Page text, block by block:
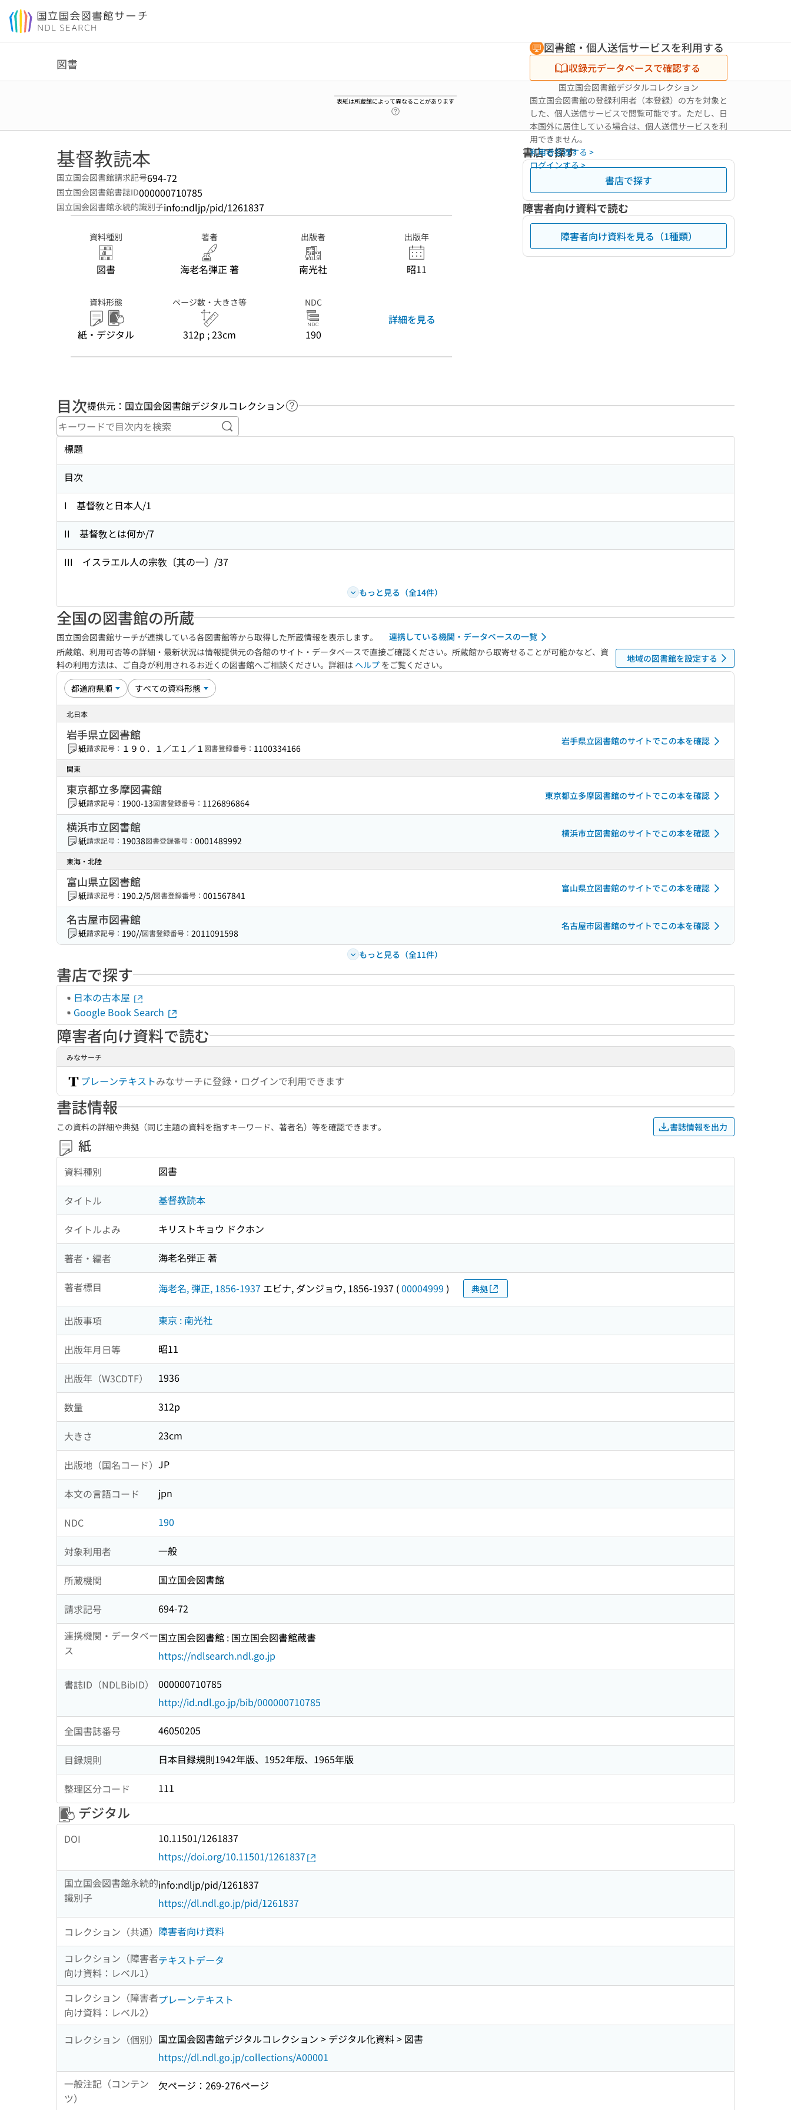
本文へ移動
図書
表紙は所蔵館によって異なることがあります
図書館・個人送信サービスを利用する
収録元データベースで確認する
国立国会図書館デジタルコレクション
国立国会図書館の登録利用者（本登録）の方を対象と
した、個人送信サービスで閲覧可能です。ただし、日
本国外に居住している場合は、個人送信サービスを利
用できません。
利用者登録する >
ログインする >
基督教読本
国立国会図書館請求記号694-72
国立国会図書館書誌ID000000710785
国立国会図書館永続的識別子info:ndljp/pid/1261837
資料種別
図書
著者
海老名弾正 著
出版者
南光社
出版年
昭11
資料形態
紙・デジタル
ページ数・大きさ等
312p ; 23cm
NDC
190
詳細を見る
書店で探す
書店で探す
障害者向け資料で読む
障害者向け資料を見る（1種類）
目次提供元：国立国会図書館デジタルコレクション ヘルプページへのリンク
キーワードで目次内を検索
標題
目次
I 基督敎と日本人/1
II 基督敎とは何か/7
III イスラエル人の宗敎〔其の一〕/37
もっと見る（全14件）
全国の図書館の所蔵
国立国会図書館サーチが連携している各図書館等から取得した所蔵情報を表示します。
連携している機関・データベースの一覧
所蔵館、利用可否等の詳細・最新状況は情報提供元の各館のサイト・データベースで直接ご確認ください。所蔵館から取寄せることが可能かなど、資
料の利用方法は、ご自身が利用されるお近くの図書館へご相談ください。詳細は ヘルプ をご覧ください。
地域の図書館を設定する
北日本
岩手県立図書館
紙請求記号： １９０．１／エ１／１ 図書登録番号： 1100334166
岩手県立図書館のサイトでこの本を確認
関東
東京都立多摩図書館
紙請求記号： 1900-13図書登録番号： 1126896864
東京都立多摩図書館のサイトでこの本を確認
横浜市立図書館
紙請求記号： 19038図書登録番号： 0001489992
横浜市立図書館のサイトでこの本を確認
東海・北陸
富山県立図書館
紙請求記号： 190.2/5/図書登録番号： 001567841
富山県立図書館のサイトでこの本を確認
名古屋市図書館
紙請求記号： 190//図書登録番号： 2011091598
名古屋市図書館のサイトでこの本を確認
もっと見る（全11件）
書店で探す
日本の古本屋
Google Book Search
障害者向け資料で読む
みなサーチ
プレーンテキストみなサーチに登録・ログインで利用できます
書誌情報
この資料の詳細や典拠（同じ主題の資料を指すキーワード、著者名）等を確認できます。 書誌情報を出力
紙
資料種別 図書
タイトル 基督教読本
タイトルよみ キリストキョウ ドクホン
著者・編者 海老名弾正 著
著者標目 海老名, 弾正, 1856-1937 エビナ, ダンジョウ, 1856-1937 (00004999 ) 典拠
出版事項 東京 : 南光社
出版年月日等 昭11
出版年（W3CDTF） 1936
数量 312p
大きさ 23cm
出版地（国名コード） JP
本文の言語コード jpn
NDC 190
対象利用者 一般
所蔵機関 国立国会図書館
請求記号
694-72
連携機関・データベー
ス
国立国会図書館 : 国立国会図書館蔵書
https://ndlsearch.ndl.go.jp
書誌ID（NDLBibID）
000000710785
http://id.ndl.go.jp/bib/000000710785
全国書誌番号 46050205
目録規則 日本目録規則1942年版、1952年版、1965年版
整理区分コード 111
デジタル
DOI
10.11501/1261837
https://doi.org/10.11501/1261837
国立国会図書館永続的
識別子
info:ndljp/pid/1261837
https://dl.ndl.go.jp/pid/1261837
コレクション（共通） 障害者向け資料
コレクション（障害者
向け資料：レベル1）
テキストデータ
コレクション（障害者
向け資料：レベル2）
プレーンテキスト
コレクション（個別） 国立国会図書館デジタルコレクション > デジタル化資料 > 図書
https://dl.ndl.go.jp/collections/A00001
一般注記（コンテン
ツ）
欠ページ：269-276ページ